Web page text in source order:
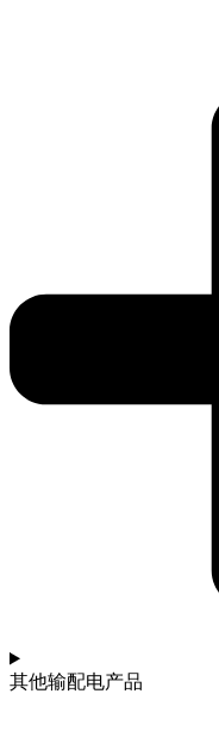
其他输配电产品